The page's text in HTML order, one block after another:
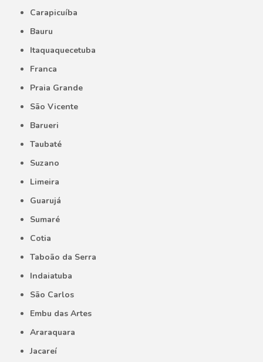
Carapicuíba
Bauru
Itaquaquecetuba
Franca
Praia Grande
São Vicente
Barueri
Taubaté
Suzano
Limeira
Guarujá
Sumaré
Cotia
Taboão da Serra
Indaiatuba
São Carlos
Embu das Artes
Araraquara
Jacareí